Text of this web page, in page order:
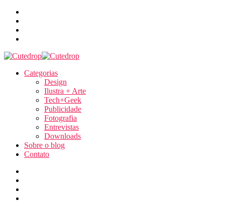
Categorias
Design
Ilustra + Arte
Tech+Geek
Publicidade
Fotografia
Entrevistas
Downloads
Sobre o blog
Contato